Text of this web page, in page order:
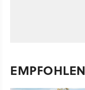
EMPFOHLEN